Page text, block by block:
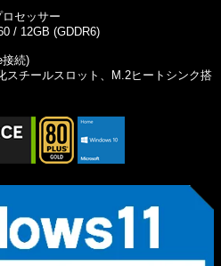
セッサー
/ 12GB (GDDR6)
続)
スチールスロット、M.2ヒートシンク搭